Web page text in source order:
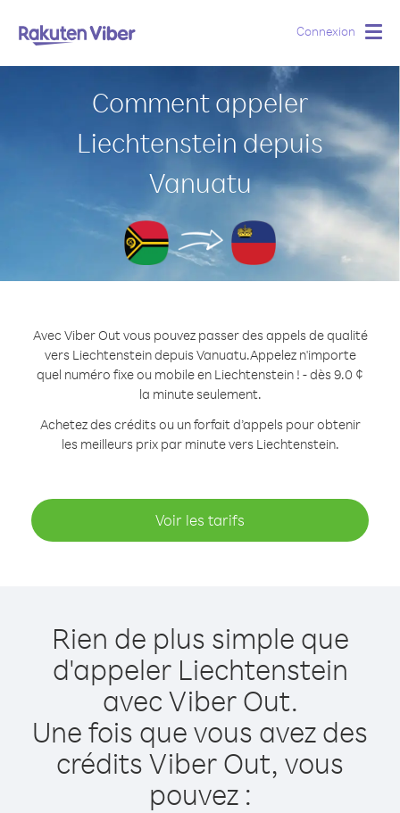
Connexion
Comment appeler
Liechtenstein depuis
Vanuatu
Avec Viber Out vous pouvez passer des appels de qualité
vers Liechtenstein depuis Vanuatu.Appelez n'importe
quel numéro fixe ou mobile en Liechtenstein ! - dès 9.0 ¢
la minute seulement.
Achetez des crédits ou un forfait d’appels pour obtenir
les meilleurs prix par minute vers Liechtenstein.
Voir les tarifs
Rien de plus simple que
d'appeler Liechtenstein
avec Viber Out.
Une fois que vous avez des
crédits Viber Out, vous
pouvez :